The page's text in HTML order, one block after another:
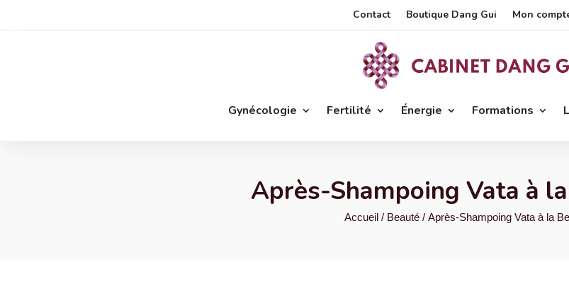
Contact Boutique Dang Gui Mon
Gynécologie Fertilité Énergie Formations
Après-Shampoing Vata à
Accueil / Beauté / Après-Shampoing Vata à la